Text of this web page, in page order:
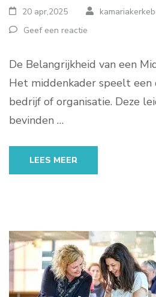
20 apr,2025
Geef een reactie
De Belangrijkheid van een
Het middenkader speelt een
bedrijf of organisatie. Deze
bevinden …
LEES MEER